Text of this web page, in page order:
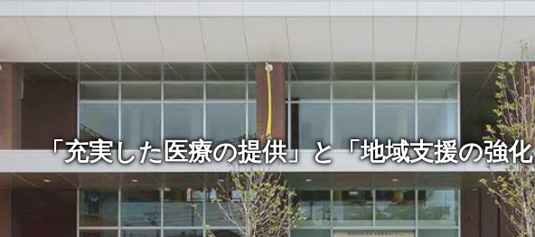
「充実した医療の提供」と「地域支援の強